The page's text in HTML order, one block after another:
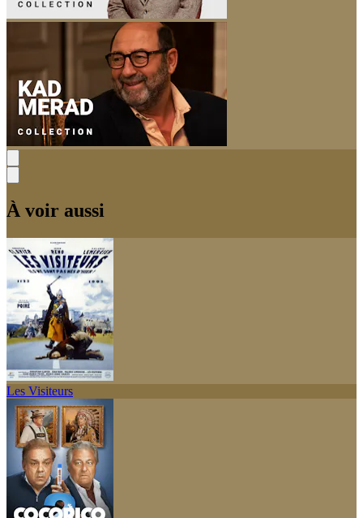
À voir aussi
Les Visiteurs